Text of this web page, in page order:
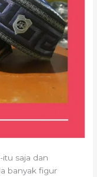
saja dan
banyak figur